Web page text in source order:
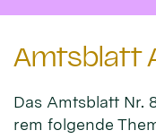
Amtsblatt
Das Amts­blatt
rem fol­gen­de